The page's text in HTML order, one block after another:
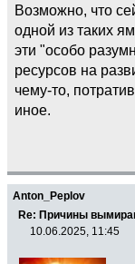
Возможно, что
одной из таких
эти "особо
ресурсов на
чему-то,
иное.
Anton_Peplov
Re: Причины
10.06.2025, 11:45